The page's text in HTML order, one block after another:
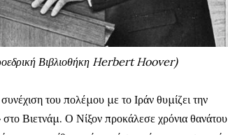
Βιβλιοθήκη Herbert Hoover)
του πολέμου με το Ιράν θυμίζει την
στο Βιετνάμ. Ο Νίξον προκάλεσε χρόνια θανάτου